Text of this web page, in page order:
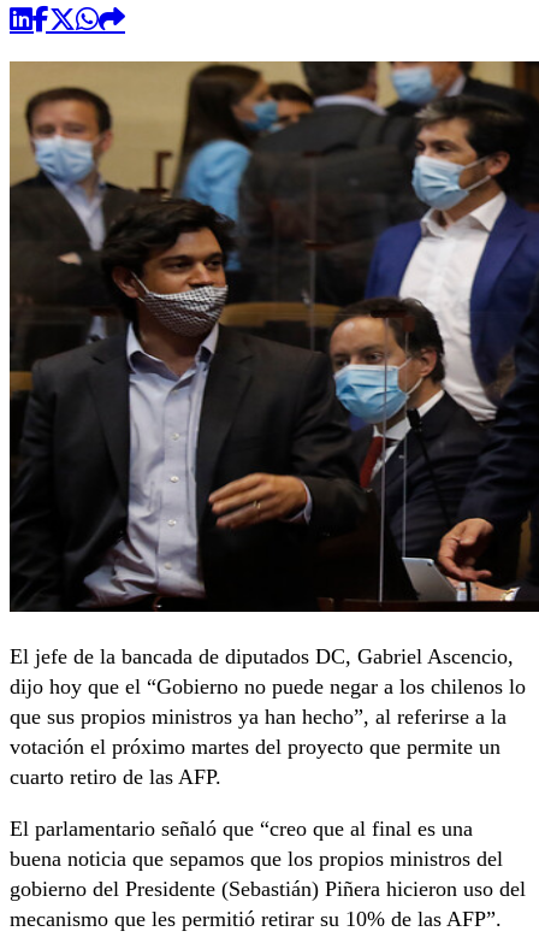
El jefe de la bancada de diputados DC, Gabriel Ascencio,
dijo hoy que el “Gobierno no puede negar a los chilenos lo
que sus propios ministros ya han hecho”, al referirse a la
votación el próximo martes del proyecto que permite un
cuarto retiro de las AFP.
El parlamentario señaló que “creo que al final es una
buena noticia que sepamos que los propios ministros del
gobierno del Presidente (Sebastián) Piñera hicieron uso del
mecanismo que les permitió retirar su 10% de las AFP”.